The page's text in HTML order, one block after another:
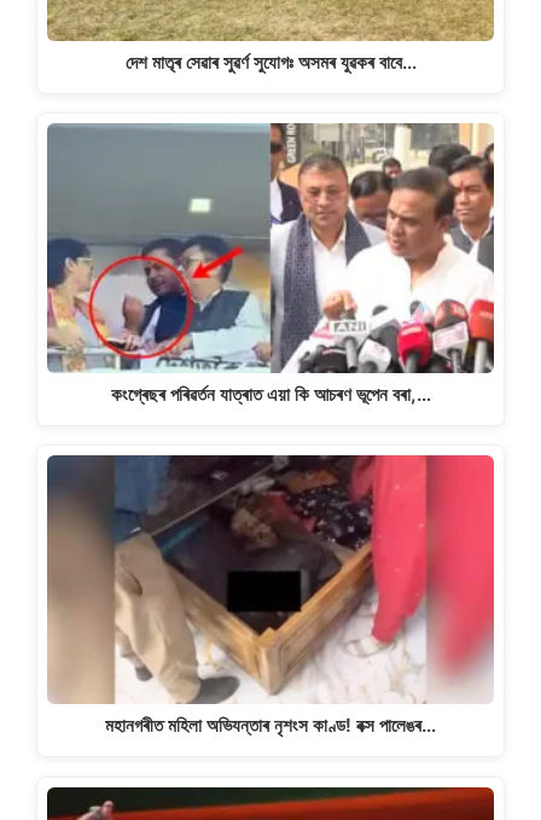
দেশ মাতৃৰ সেৱাৰ সুৱৰ্ণ সুযোগঃ অসমৰ যুৱকৰ বাবে…
কংগ্ৰেছৰ পৰিৱৰ্তন যাত্ৰাত এয়া কি আচৰণ ভূপেন বৰা,…
মহানগৰীত মহিলা অভিযন্তাৰ নৃশংস কাণ্ড! বক্স পালেঙৰ…